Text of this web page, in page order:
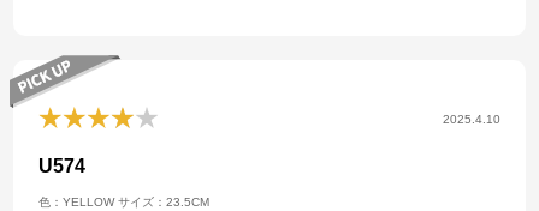
2025.4.10
U574
色：YELLOW サイズ：23.5CM